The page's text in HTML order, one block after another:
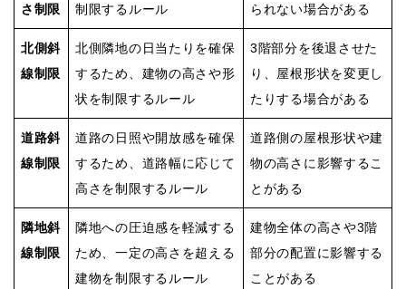
さ制限
制限するルール
られない場合がある
北側斜
線制限
北側隣地の日当たりを確保
するため、建物の高さや形
状を制限するルール
3階部分を後退させた
り、屋根形状を変更し
たりする場合がある
道路斜
線制限
道路の日照や開放感を確保
するため、道路幅に応じて
高さを制限するルール
道路側の屋根形状や建
物の高さに影響するこ
とがある
隣地斜
線制限
隣地への圧迫感を軽減する
ため、一定の高さを超える
建物を制限するルール
建物全体の高さや3階
部分の配置に影響する
ことがある